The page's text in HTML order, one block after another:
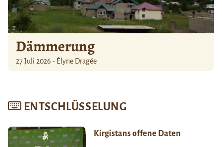
Dämmerung
27 Juli 2026 - Élyne Dragée
ENTSCHLÜSSELUNG
Kirgistans offene Daten